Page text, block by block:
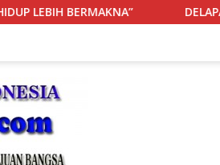
JAM DI IGD: KETIKA RANJANG,